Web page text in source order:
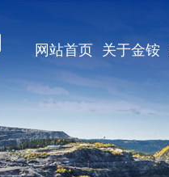
网站首页 关于金铵